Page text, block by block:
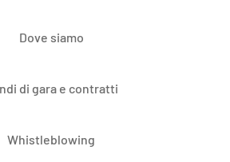
Dove siamo
di gara e contratti
Whistleblowing